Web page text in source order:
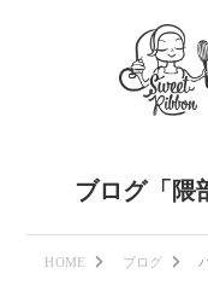
ブログ「隈
HOME ブログ